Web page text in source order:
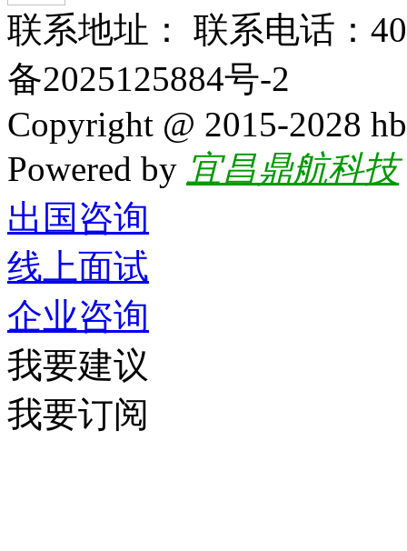
联系地址： 联系电话：
备2025125884号-2
Copyright @ 2015-2028
Powered by 宜昌鼎航科技
出国咨询
线上面试
企业咨询
我要建议
我要订阅